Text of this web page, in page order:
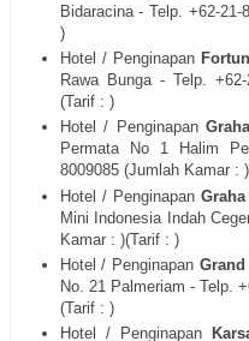
Bidaracina- Telp. +62-21-
)
Hotel / Penginapan
Rawa Bunga- Telp. +62-
(Tarif : )
Hotel / Penginapan
Permata No 1 Halim
8009085(Jumlah Kamar :
Hotel / PenginapanGraha
Mini Indonesia Indah
Kamar : )(Tarif : )
Hotel / Penginapan Grand
No. 21 Palmeriam - Telp.
(Tarif : )
Hotel / Penginapan